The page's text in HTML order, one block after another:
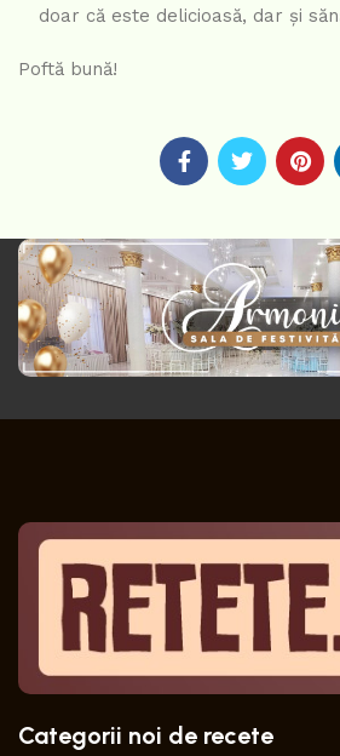
doar că este delicioasă, dar și
Poftă bună!
Categorii noi de recete